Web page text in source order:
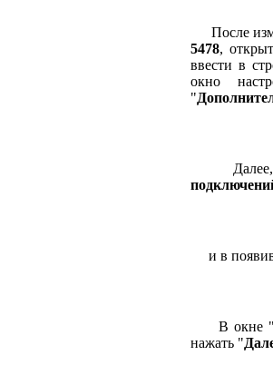
После
5478,
ввести в
окно
"
Далее,
и в
В окне
нажать "